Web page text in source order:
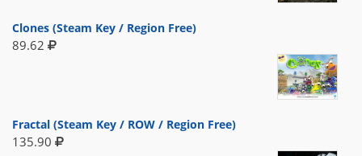
Clones (Steam Key / Region Free)
89.62
Fractal (Steam Key / ROW / Region Free)
135.90